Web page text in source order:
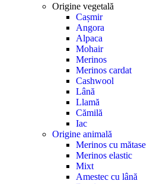
Origine vegetală
Cașmir
Angora
Alpaca
Mohair
Merinos
Merinos cardat
Cashwool
Lână
Llamă
Cămilă
Iac
Origine animală
Merinos cu mătase
Merinos elastic
Mixt
Amestec cu lână